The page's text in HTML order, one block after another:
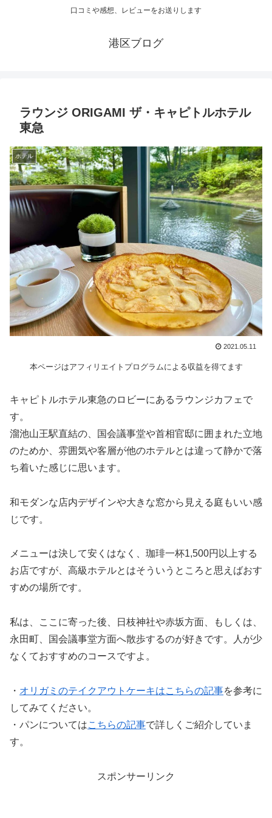
口コミや感想、レビューをお送りします
港区ブログ
ラウンジ ORIGAMI ザ・キャピトルホテル
東急
ホテル
2021.05.11
本ページはアフィリエイトプログラムによる収益を得てます
キャピトルホテル東急のロビーにあるラウンジカフェで
す。
溜池山王駅直結の、国会議事堂や首相官邸に囲まれた立地
のためか、雰囲気や客層が他のホテルとは違って静かで落
ち着いた感じに思います。
和モダンな店内デザインや大きな窓から見える庭もいい感
じです。
メニューは決して安くはなく、珈琲一杯1,500円以上する
お店ですが、高級ホテルとはそういうところと思えばおす
すめの場所です。
私は、ここに寄った後、日枝神社や赤坂方面、もしくは、
永田町、国会議事堂方面へ散歩するのが好きです。人が少
なくておすすめのコースですよ。
・ オリガミのテイクアウトケーキはこちらの記事を参考に
してみてください。
・パンについてはこちらの記事で詳しくご紹介していま
す。
スポンサーリンク